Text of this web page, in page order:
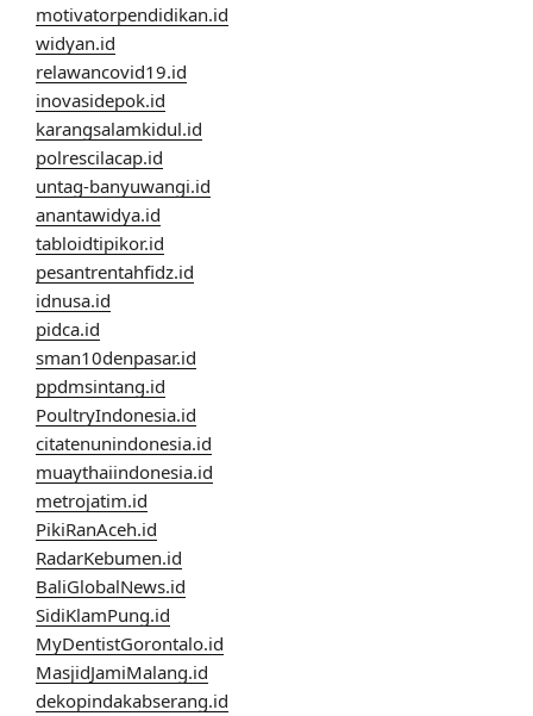
motivatorpendidikan.id
widyan.id
relawancovid19.id
inovasidepok.id
karangsalamkidul.id
polrescilacap.id
untag-banyuwangi.id
anantawidya.id
tabloidtipikor.id
pesantrentahfidz.id
idnusa.id
pidca.id
sman10denpasar.id
ppdmsintang.id
PoultryIndonesia.id
citatenunindonesia.id
muaythaiindonesia.id
metrojatim.id
PikiRanAceh.id
RadarKebumen.id
BaliGlobalNews.id
SidiKlamPung.id
MyDentistGorontalo.id
MasjidJamiMalang.id
dekopindakabserang.id